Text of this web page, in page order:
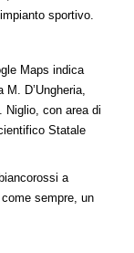
sportivo.
Maps indica
D’Ungheria,
Niglio, con area di
Statale
a
sempre, un